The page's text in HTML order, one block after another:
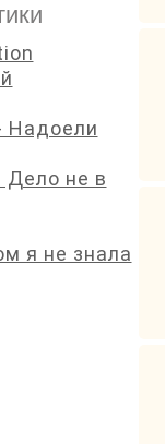
Надоели
Дело не в
я не знала